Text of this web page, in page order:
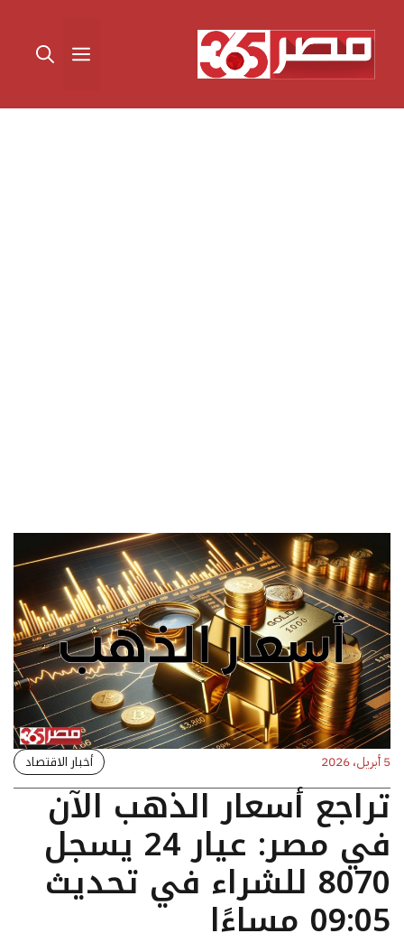
المحتوى القائمة
5 أبريل، 2026 أخبار الاقتصاد
تراجع أسعار الذهب الآن
في مصر: عيار 24 يسجل
8070 للشراء في تحديث
09:05 مساءًا